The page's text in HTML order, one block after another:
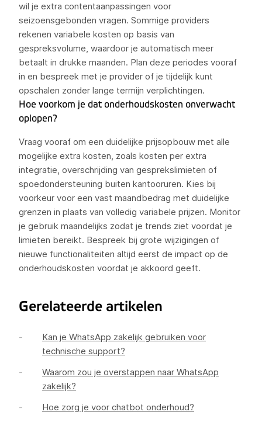
wil je extra contentaanpassingen voor
seizoensgebonden vragen. Sommige providers
rekenen variabele kosten op basis van
gespreksvolume, waardoor je automatisch meer
betaalt in drukke maanden. Plan deze periodes vooraf
in en bespreek met je provider of je tijdelijk kunt
opschalen zonder lange termijn verplichtingen.
Hoe voorkom je dat onderhoudskosten onverwacht
oplopen?
Vraag vooraf om een duidelijke prijsopbouw met alle
mogelijke extra kosten, zoals kosten per extra
integratie, overschrijding van gesprekslimieten of
spoedondersteuning buiten kantooruren. Kies bij
voorkeur voor een vast maandbedrag met duidelijke
grenzen in plaats van volledig variabele prijzen. Monitor
je gebruik maandelijks zodat je trends ziet voordat je
limieten bereikt. Bespreek bij grote wijzigingen of
nieuwe functionaliteiten altijd eerst de impact op de
onderhoudskosten voordat je akkoord geeft.
Gerelateerde artikelen
Kan je WhatsApp zakelijk gebruiken voor
technische support?
Waarom zou je overstappen naar WhatsApp
zakelijk?
Hoe zorg je voor chatbot onderhoud?